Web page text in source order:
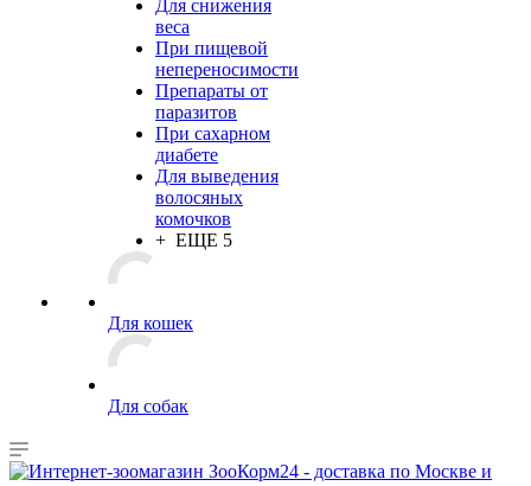
Для снижения
веса
При пищевой
непереносимости
Препараты от
паразитов
При сахарном
диабете
Для выведения
волосяных
комочков
+ ЕЩЕ 5
Для кошек
Для собак